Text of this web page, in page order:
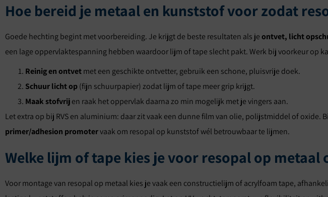
Hoe bereid je metaal en kunststof voor zodat
Goede hechting begint met voorbereiding. Je krijgt de beste resultaten als jeontvet, licht
een lage oppervlaktespanning hebben waardoor lijm of tape slecht pakt. Werk bij voorkeur op
Reinig en ontvetmet een geschikte ontvetter, gebruik een schone, pluisvrije doek.
Schuur licht op(fijn schuurpapier) zodat lijm of tape meer grip krijgt.
Maak stofvrijen raak het oppervlak daarna zo min mogelijk met je vingers aan.
Let extra op bij RVS en aluminium: daar zit vaak een dunne film van olie, polijstmiddel of oxide.
primer/adhesion promotervaak om resopal op kunststof wél betrouwbaar te lijmen.
Welke lijm of tape kies je voor resopal op metaal
Voor montage van resopal op metaal kies je vaak een constructielijm of acrylfoam tape,